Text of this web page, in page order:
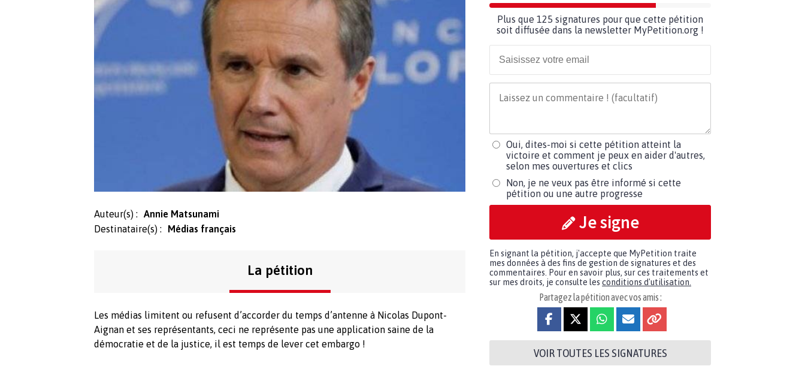
Auteur(s) :
Annie Matsunami
Destinataire(s) :
Médias français
La pétition
Les médias limitent ou refusent d’accorder du temps d’antenne à Nicolas Dupont-
Aignan et ses représentants, ceci ne représente pas une application saine de la
démocratie et de la justice, il est temps de lever cet embargo !
Plus que 125 signatures pour que cette pétition
soit diffusée dans la newsletter MyPetition.org !
Oui, dites-moi si cette pétition atteint la
victoire et comment je peux en aider d'autres,
selon mes ouvertures et clics
Non, je ne veux pas être informé si cette
pétition ou une autre progresse
Je signe
En signant la pétition, j'accepte que MyPetition traite
mes données à des fins de gestion de signatures et des
commentaires. Pour en savoir plus, sur ces traitements et
sur mes droits, je consulte les conditions d'utilisation.
Partagez la pétition avec vos amis :
VOIR TOUTES LES SIGNATURES